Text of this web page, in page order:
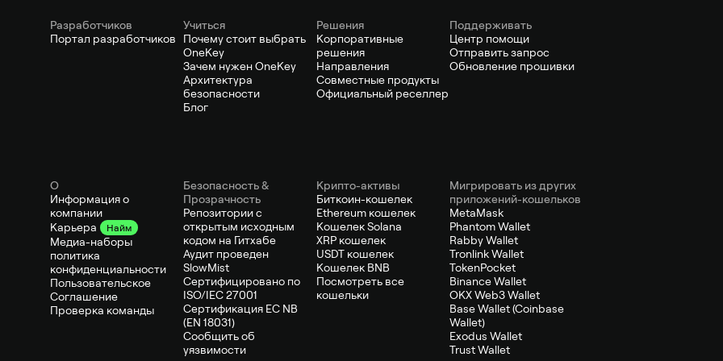
Pазработчиков
Портал разработчиков
Учиться
Почему стоит выбрать
OneKey
Зачем нужен OneKey
Архитектура
безопасности
Блог
Решения
Корпоративные
решения
Направления
Совместные продукты
Официальный реселлер
Поддерживать
Центр помощи
Отправить запрос
Обновление прошивки
О
Информация о
компании
Карьера
Найм
Медиа-наборы
политика
конфиденциальности
Пользовательское
Соглашение
Проверка команды
Безопасность &
Прозрачность
Репозитории с
открытым исходным
кодом на Гитхабе
Аудит проведен
SlowMist
Сертифицировано по
ISO/IEC 27001
Сертификация ЕС NB
(EN 18031)
Сообщить об
уязвимости
Крипто-активы
Биткоин-кошелек
Ethereum кошелек
Кошелек Solana
XRP кошелек
USDT кошелек
Кошелек BNB
Посмотреть все
кошельки
Мигрировать из других
приложений-кошельков
MetaMask
Phantom Wallet
Rabby Wallet
Tronlink Wallet
TokenPocket
Binance Wallet
OKX Web3 Wallet
Base Wallet (Coinbase
Wallet)
Exodus Wallet
Trust Wallet